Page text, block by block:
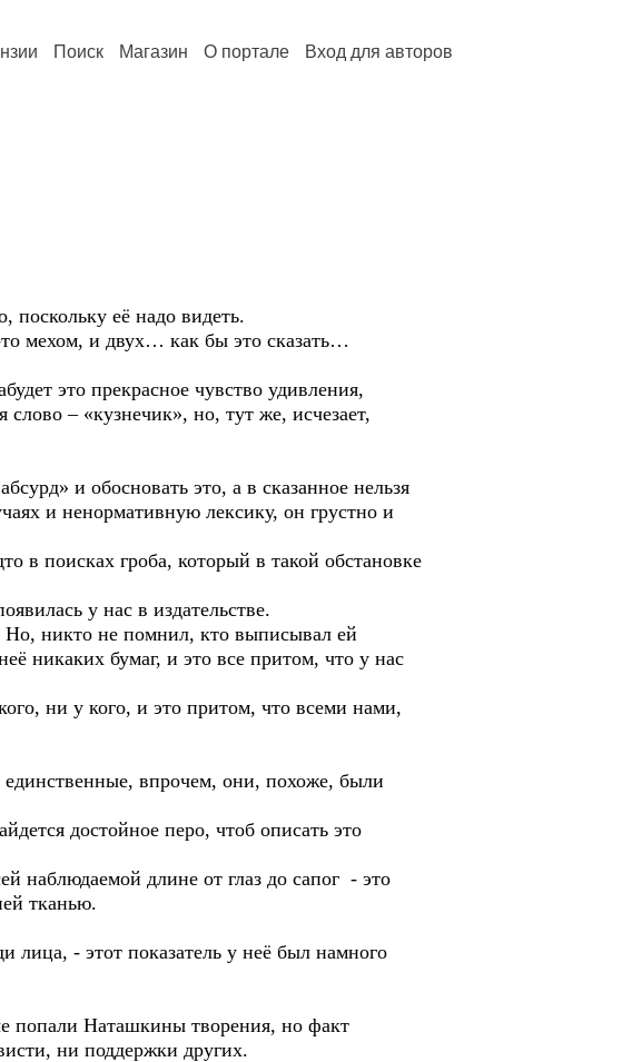
Поиск Магазин О портале Вход для авторов
её надо видеть.
мехом, и двух… как бы это сказать…
это прекрасное чувство удивления,
– «кузнечик», но, тут же, исчезает,
и обосновать это, а в сказанное нельзя
и ненормативную лексику, он грустно и
поисках гроба, который в такой обстановке
у нас в издательстве.
никто не помнил, кто выписывал ей
никаких бумаг, и это все притом, что у нас
ни у кого, и это притом, что всеми нами,
впрочем, они, похоже, были
достойное перо, чтоб описать это
длине от глаз до сапог - это
тканью.
- этот показатель у неё был намного
Наташкины творения, но факт
ни поддержки других.